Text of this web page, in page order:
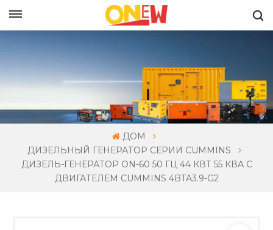
ДОМ
ДИЗЕЛЬНЫЙ ГЕНЕРАТОР СЕРИИ CUMMINS
ДИЗЕЛЬ-ГЕНЕРАТОР ON-60 50 ГЦ 44 КВТ 55 КВА С
ДВИГАТЕЛЕМ CUMMINS 4BTA3.9-G2